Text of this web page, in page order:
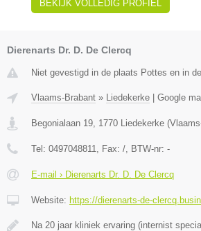
BEKIJK VOLLEDIG PROFIEL
Dierenarts Dr. D. De Clercq
Niet gevestigd in de plaats Pottes en in
Vlaams-Brabant » Liedekerke Google
Begonialaan 19 1770 Liedekerke (
Tel: 0497048811 , Fax: / , BTW-nr: -
E-mail › Dierenarts Dr. D. De Clercq
Website: https://dierenarts-de-
Na 20 jaar kliniek ervaring (internist